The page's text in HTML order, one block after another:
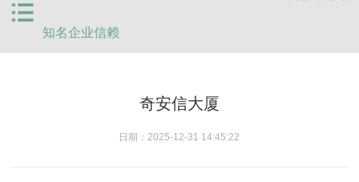
知名企业信赖
奇安信大厦
日期：2025-12-31 14:45:22